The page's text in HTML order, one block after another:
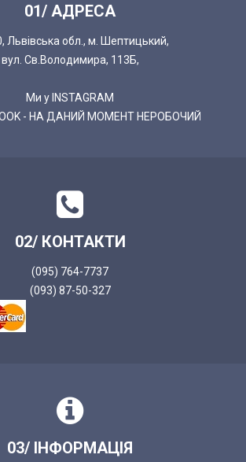
01/ АДРЕСА
Львівська обл., м. Шептицький,
вул. Св.Володимира, 113Б,
Ми у INSTAGRAM
- НА ДАНИЙ МОМЕНТ НЕРОБОЧИЙ
02/ КОНТАКТИ
(095) 764-7737
(093) 87-50-327
03/ ІНФОРМАЦІЯ